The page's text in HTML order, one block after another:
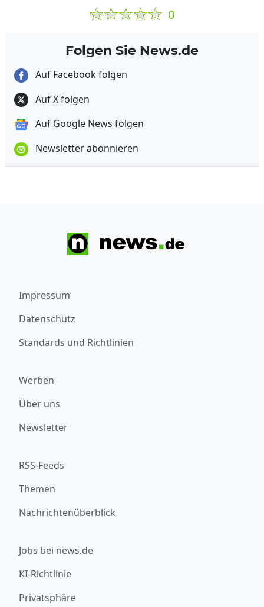
0
Folgen Sie News.de
Auf Facebook folgen
Auf X folgen
Auf Google News folgen
Newsletter abonnieren
Impressum
Datenschutz
Standards und Richtlinien
Werben
Über uns
Newsletter
RSS-Feeds
Themen
Nachrichtenüberblick
Jobs bei news.de
KI-Richtlinie
Privatsphäre